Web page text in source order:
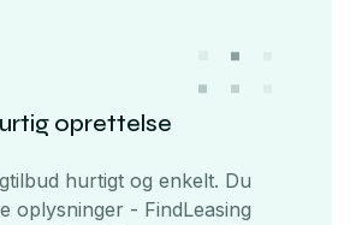
oprettelse
hurtigt og enkelt. Du
oplysninger - FindLeasing